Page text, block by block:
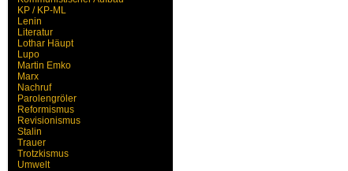
KP / KP-ML
Lenin
Literatur
Lothar Häupt
Lupo
Martin Emko
Marx
Nachruf
Parolengröler
Reformismus
Revisionismus
Stalin
Trauer
Trotzkismus
Umwelt